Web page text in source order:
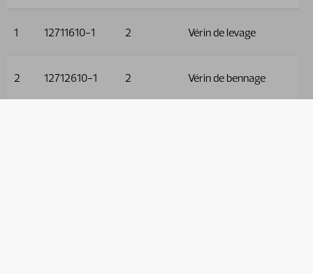
1 12711610-1 2 Vérin de levage
2 12712610-1 2 Vérin de bennage